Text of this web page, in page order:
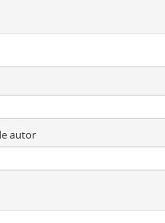
autor